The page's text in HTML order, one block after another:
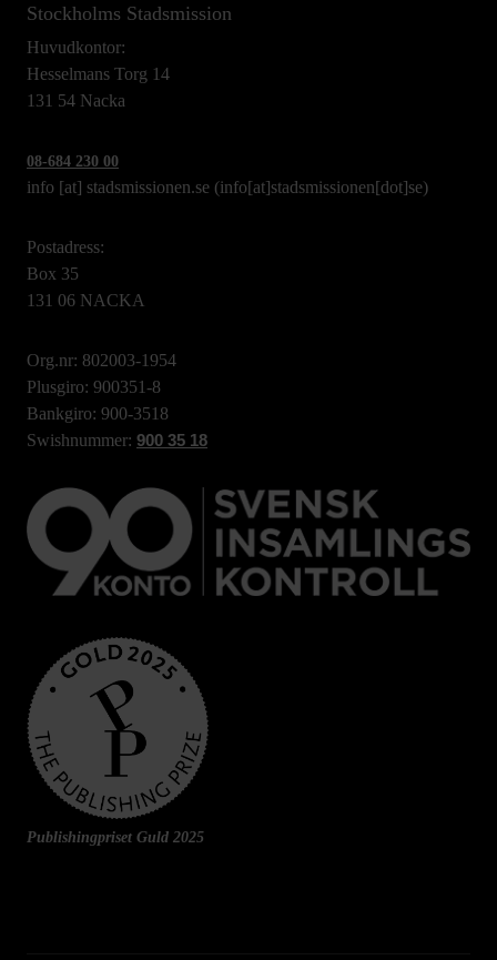
Stockholms Stadsmission
Huvudkontor:
Hesselmans Torg 14
131 54 Nacka
08-684 230 00
info [at] stadsmissionen.se (info[at]stadsmissionen[dot]se)
Postadress:
Box 35
131 06 NACKA
Org.nr: 802003-1954
Plusgiro: 900351-8
Bankgiro: 900-3518
Swishnummer: 900 35 18
Publishingpriset Guld 2025